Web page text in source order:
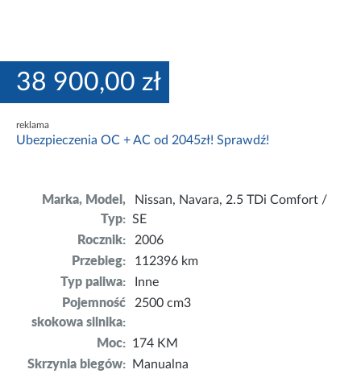
38 900,00 zł
reklama
Ubezpieczenia OC + AC od 2045zł! Sprawdź!
Marka, Model,
Typ:
Nissan, Navara, 2.5 TDi Comfort /
SE
Rocznik:
2006
Przebieg:
112396 km
Typ paliwa:
Inne
Pojemność
skokowa silnika:
2500 cm3
Moc: 174 KM
Skrzynia biegów:
Manualna